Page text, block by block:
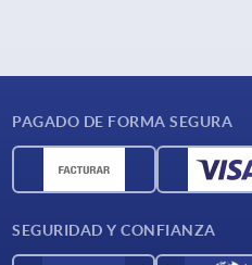
PAGADO DE FORMA SEGURA
SEGURIDAD Y CONFIANZA